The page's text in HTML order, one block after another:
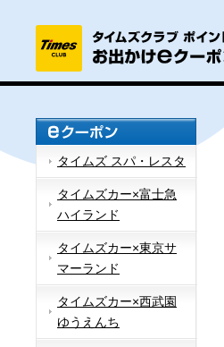
タイムズ スパ・レスタ
タイムズカー×富士急
ハイランド
タイムズカー×東京サ
マーランド
タイムズカー×西武園
ゆうえんち